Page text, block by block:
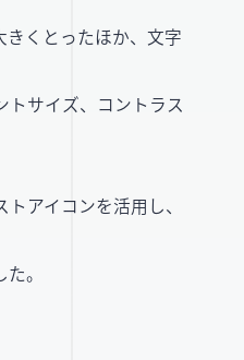
くとったほか、文字
トサイズ、コントラス
アイコンを活用し、
。